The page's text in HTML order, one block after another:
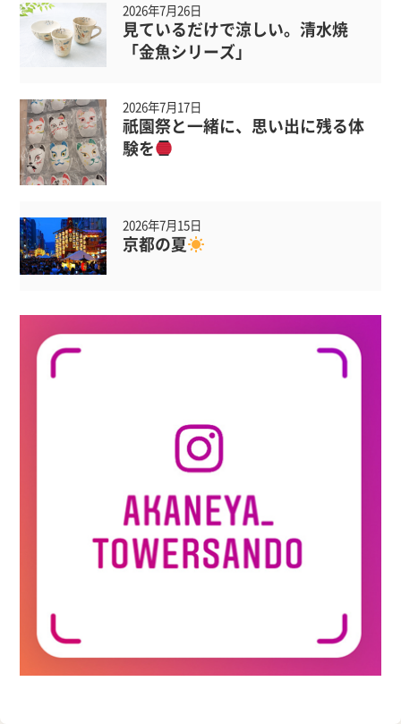
2026年7月26日
見ているだけで涼しい。清水焼
「金魚シリーズ」
2026年7月17日
祇園祭と一緒に、思い出に残る体
験を
2026年7月15日
京都の夏